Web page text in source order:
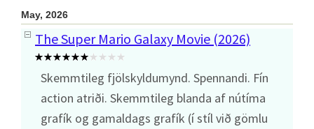
May, 2026
The Super Mario Galaxy Movie (2026)
Skemmtileg fjölskyldumynd. Spennandi. Fín
action atriði. Skemmtileg blanda af nútíma
grafík og gamaldags grafík (í stíl við gömlu